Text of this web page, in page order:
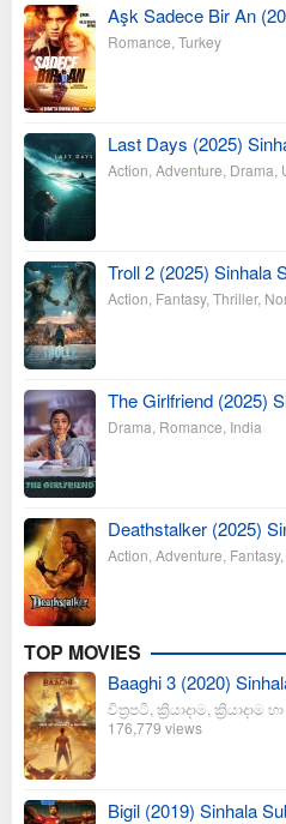
Aşk Sadece Bir An
Romance Turkey
Last Days (2025)
Action Adventure Drama
Troll 2 (2025)
Action Fantasy, Thriller,
The Girlfriend (2025)
Drama Romance India
Deathstalker (2025)
Action Adventure Fantasy,
TOP MOVIES
Baaghi 3 (2020)
චිත්‍රපටි ක්‍රියාදාම ක්‍රියාදාම
176,779 views
Bigil (2019) Sinhala